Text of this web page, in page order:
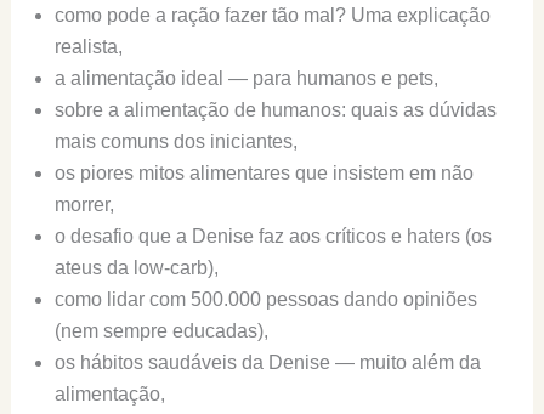
como pode a ração fazer tão mal? Uma explicação
realista,
a alimentação ideal — para humanos e pets,
sobre a alimentação de humanos: quais as dúvidas
mais comuns dos iniciantes,
os piores mitos alimentares que insistem em não
morrer,
o desafio que a Denise faz aos críticos e haters (os
ateus da low-carb),
como lidar com 500.000 pessoas dando opiniões
(nem sempre educadas),
os hábitos saudáveis da Denise — muito além da
alimentação,